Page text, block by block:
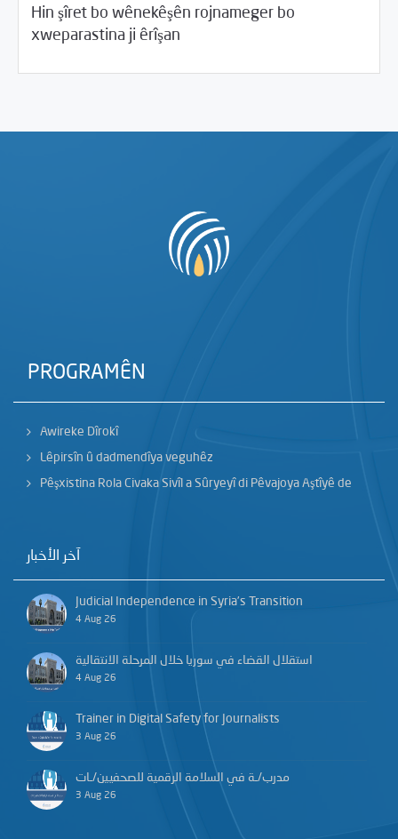
Hin şîret bo wênekêşên rojnameger bo
xweparastina ji êrîşan
20/2017 Piştgirîya Teknîkî û Ewlehîya dîcîtalî
PROGRAMÊN
Awireke Dîrokî
Lêpirsîn û dadmendîya veguhêz
Pêşxistina Rola Civaka Sivîl a Sûryeyî di Pêvajoya Aştîyê de
آخر الأخبار
Judicial Independence in Syria’s Transition
4 Aug 26
استقلال القضاء في سوريا خلال المرحلة الانتقالية
4 Aug 26
Trainer in Digital Safety for Journalists
3 Aug 26
مدرب/ـة في السلامة الرقمية للصحفيين/ـات
3 Aug 26